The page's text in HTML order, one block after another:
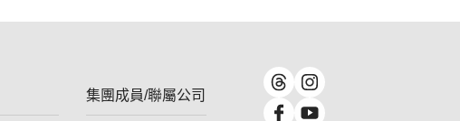
集團成員/聯屬公司